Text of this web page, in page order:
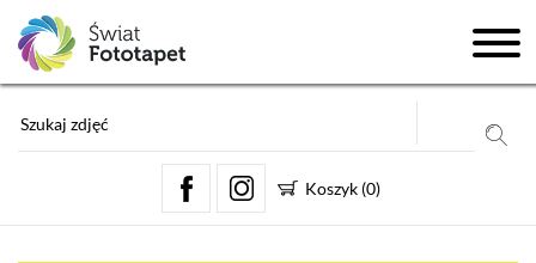
Koszyk (0)